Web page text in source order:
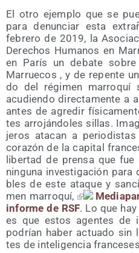
El otro ejem­plo que se
para denun­ciar esta
febre­ro de 2019, la
Dere­chos Huma­nos en
en París un deba­te
Marrue­cos , y de repen­te
do del régi­men marro­quí
acu­dien­do direc­ta­men­te a
antes de agre­dir
tes arro­ján­do­les sillas.
je­ros ata­can a
cora­zón de la capi­tal
liber­tad de pren­sa que
nin­gu­na inves­ti­ga­ción
bles de este ata­que y
men marro­quí,
infor­me de RSF. Lo que
es que estos agen­tes de
podrían haber actua­do
tes de inte­li­gen­cia